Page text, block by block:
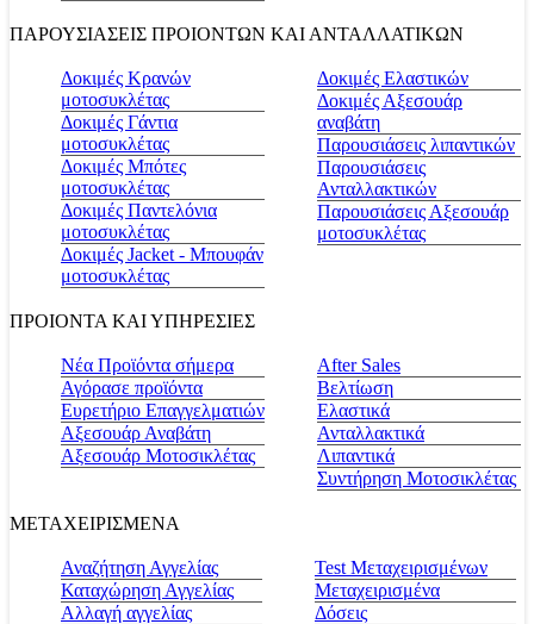
ΠΑΡΟΥΣΙΑΣΕΙΣ ΠΡΟΙΟΝΤΩΝ ΚΑΙ ΑΝΤΑΛΛΑΤΙΚΩΝ
Δοκιμές Κρανών
μοτοσυκλέτας
Δοκιμές Γάντια
μοτοσυκλέτας
Δοκιμές Μπότες
μοτοσυκλέτας
Δοκιμές Παντελόνια
μοτοσυκλέτας
Δοκιμές Jacket - Μπουφάν
μοτοσυκλέτας
Δοκιμές Ελαστικών
Δοκιμές Αξεσουάρ
αναβάτη
Παρουσιάσεις λιπαντικών
Παρουσιάσεις
Ανταλλακτικών
Παρουσιάσεις Αξεσουάρ
μοτοσυκλέτας
ΠΡΟΙΟΝΤΑ ΚΑΙ ΥΠΗΡΕΣΙΕΣ
Νέα Προϊόντα σήμερα
Αγόρασε προϊόντα
Ευρετήριο Επαγγελματιών
Αξεσουάρ Αναβάτη
Αξεσουάρ Μοτοσικλέτας
Αfter Sales
Βελτίωση
Ελαστικά
Ανταλλακτικά
Λιπαντικά
Συντήρηση Μοτοσικλέτας
ΜΕΤΑΧΕΙΡΙΣΜΕΝΑ
Αναζήτηση Αγγελίας
Καταχώρηση Αγγελίας
Αλλαγή αγγελίας
Test Μεταχειρισμένων
Μεταχειρισμένα
Δόσεις